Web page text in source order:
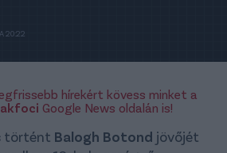
20:22
hírekért kövess minket a
Google News oldalán is!
történt Balogh Botond jövőjét